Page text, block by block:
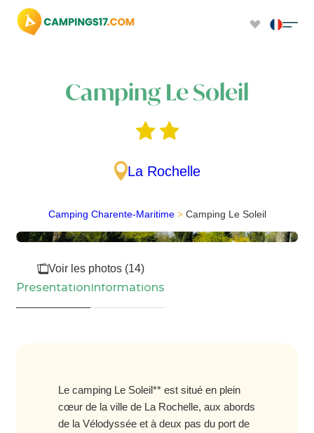
Camping Le Soleil
La Rochelle
Camping Charente-Maritime> Camping Le Soleil
Voir les photos (14)
PrésentationInformations
Le camping Le Soleil** est situé en plein
cœur de la ville de La Rochelle, aux abords
de la Vélodyssée et à deux pas du port de